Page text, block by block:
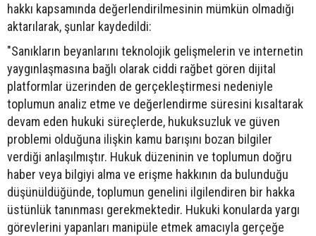
hakkı kapsamında değerlendirilmesinin mümkün olmadığı
aktarılarak, şunlar kaydedildi:
"Sanıkların beyanlarını teknolojik gelişmelerin ve internetin
yaygınlaşmasına bağlı olarak ciddi rağbet gören dijital
platformlar üzerinden de gerçekleştirmesi nedeniyle
toplumun analiz etme ve değerlendirme süresini kısaltarak
devam eden hukuki süreçlerde, hukuksuzluk ve güven
problemi olduğuna ilişkin kamu barışını bozan bilgiler
verdiği anlaşılmıştır. Hukuk düzeninin ve toplumun doğru
haber veya bilgiyi alma ve erişme hakkının da bulunduğu
düşünüldüğünde, toplumun genelini ilgilendiren bir hakka
üstünlük tanınması gerekmektedir. Hukuki konularda yargı
görevlerini yapanları manipüle etmek amacıyla gerçeğe